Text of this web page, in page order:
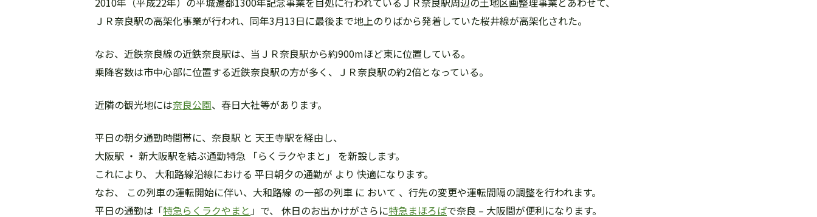
ＪＲ奈良駅の高架化事業が行われ、同年3月13日に最後まで地上のりばから発着していた桜井線が高架化された。
なお、近鉄奈良線の近鉄奈良駅は、当ＪＲ奈良駅から約900mほど東に位置している。
乗降客数は市中心部に位置する近鉄奈良駅の方が多く、ＪＲ奈良駅の約2倍となっている。
近隣の観光地には奈良公園、春日大社等があります。
平日の朝夕通勤時間帯に、奈良駅 と 天王寺駅を経由し、
大阪駅 ・ 新大阪駅を結ぶ通勤特急 「らくラクやまと」 を新設します。
これにより、 大和路線沿線における 平日朝夕の通勤が より 快適になります。
なお、 この列車の運転開始に伴い、大和路線 の一部の列車 に おいて 、行先の変更や運転間隔の調整を行われます。
平日の通勤は「特急らくラクやまと」で、 休日のお出かけがさらに特急まほろばで奈良 – 大阪間が便利になります。